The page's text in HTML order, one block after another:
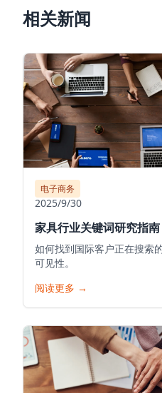
相关新闻
电子商务
2025/9/30
家具行业关键词研究指南
如何找到国际客户正在搜索
可见性。
阅读更多 →